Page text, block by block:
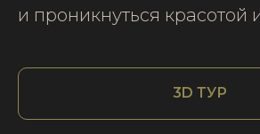
и проникнуться красотой
3D ТУР